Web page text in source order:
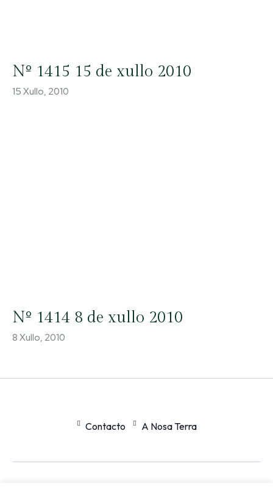
Nº 1415 15 de xullo 2010
15 Xullo, 2010
Nº 1414 8 de xullo 2010
8 Xullo, 2010
Contacto A Nosa Terra